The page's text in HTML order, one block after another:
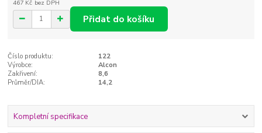
467 Kč bez DPH
Přidat do košíku
Číslo produktu:
122
Výrobce:
Alcon
Zakřivení:
8,6
Průměr/DIA:
14,2
Kompletní specifikace